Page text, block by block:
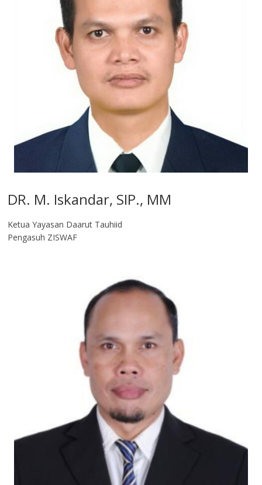
DR. M. Iskandar, SIP., MM
Ketua Yayasan Daarut Tauhiid
Pengasuh ZISWAF